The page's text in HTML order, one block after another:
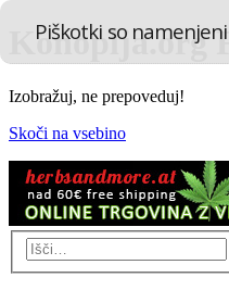
Piškotki so
Konoplja.org
Izobražuj, ne prepoveduj!
Skoči na vsebino